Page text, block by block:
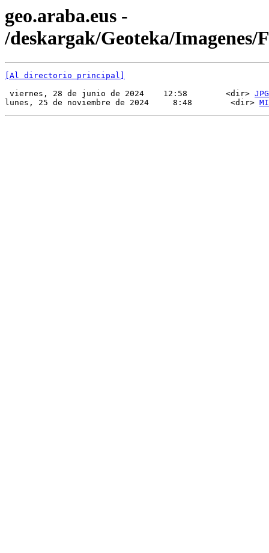
geo.araba.eus -
/deskargak/Geoteka/Imagenes/
[Al directorio principal]
viernes, 28 de junio de 2024    12:58        <dir> JPG
lunes, 25 de noviembre de 2024     8:48        <dir>